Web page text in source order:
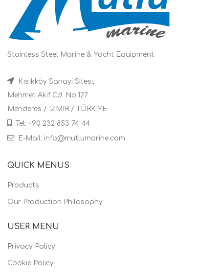
Stainless Steel Marine & Yacht Equipment
Kısıkköy Sanayi Sitesi,
Mehmet Akif Cd. No:127
Menderes / IZMIR / TÜRKIYE
Tel: +90 232 853 74 44
E-Mail: info@mutlumarine.com
QUICK MENUS
Products
Our Production Philosophy
USER MENU
Privacy Policy
Cookie Policy